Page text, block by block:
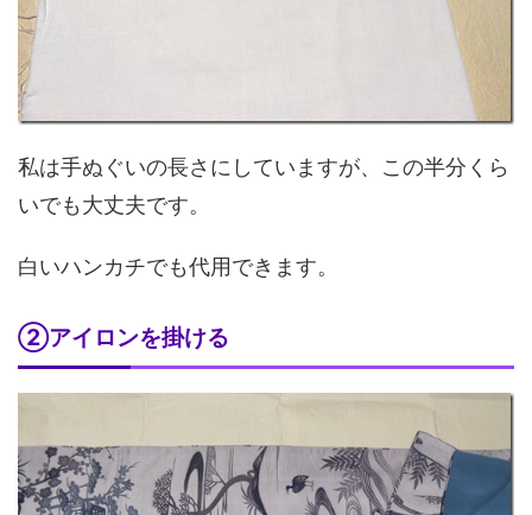
私は手ぬぐいの長さにしていますが、この半分くら
いでも大丈夫です。
白いハンカチでも代用できます。
②アイロンを掛ける